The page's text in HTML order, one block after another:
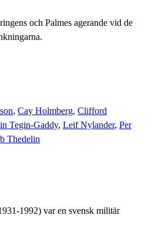
och Palmes agerande vid de
, Cay Holmberg, Clifford
Tegin-Gaddy, Leif Nylander, Per
Thedelin
1992) var en svensk militär